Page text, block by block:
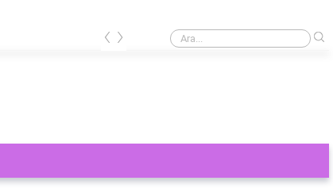
Alüminyum oksijen tüpü nedir?
‹ ›